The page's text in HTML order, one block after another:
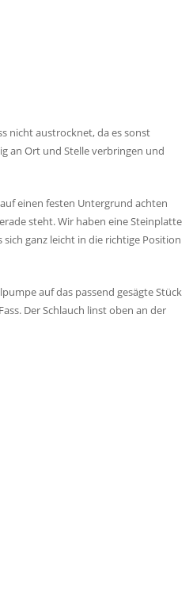
nicht austrocknet, da es sonst
an Ort und Stelle verbringen und
einen festen Untergrund achten
steht. Wir haben eine Steinplatte
sich ganz leicht in die richtige Position
auf das passend gesägte Stück
Der Schlauch linst oben an der